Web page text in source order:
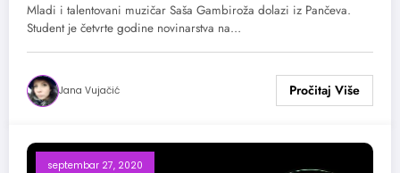
Mladi i talentovani muzičar Saša Gambiroža dolazi iz Pančeva.
Student je četvrte godine novinarstva na…
Jana Vujačić
septembar 27, 2020